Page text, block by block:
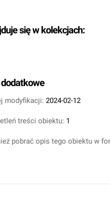
się w kolekcjach:
modyfikacji: 2024-02-12
treści obiektu: 1
pobrać opis tego obiektu w